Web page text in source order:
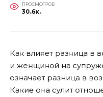
ПРОСМОТРОВ
30.6к.
Как влияет разница в
и женщиной на
означает разница в
Какие она сулит